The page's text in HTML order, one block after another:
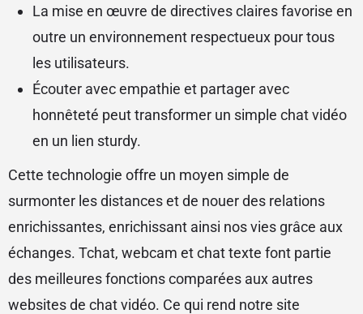
La mise en œuvre de directives claires favorise en
outre un environnement respectueux pour tous
les utilisateurs.
Écouter avec empathie et partager avec
honnêteté peut transformer un simple chat vidéo
en un lien sturdy.
Cette technologie offre un moyen simple de
surmonter les distances et de nouer des relations
enrichissantes, enrichissant ainsi nos vies grâce aux
échanges. Tchat, webcam et chat texte font partie
des meilleures fonctions comparées aux autres
websites de chat vidéo. Ce qui rend notre site